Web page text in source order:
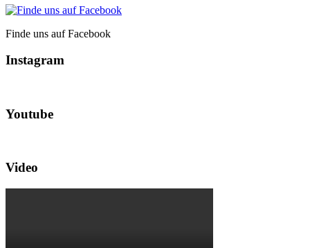
Finde uns auf Facebook
Instagram
Youtube
Video